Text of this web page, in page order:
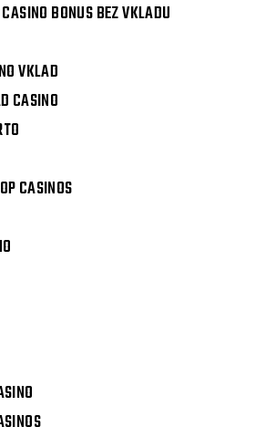
BONUS BEZ VKLADU
VKLAD
CASINO
CASINOS